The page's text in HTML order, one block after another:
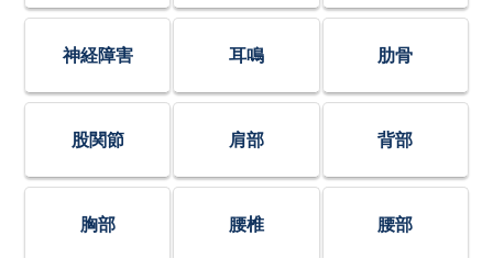
神経障害 耳鳴 肋骨
股関節 肩部 背部
胸部 腰椎 腰部